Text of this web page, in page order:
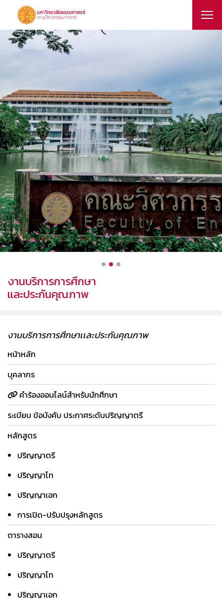
งานบริการการศึกษา
เเละประกันคุณภาพ
งานบริการการศึกษาเเละประกันคุณภาพ
หน้าหลัก
บุคลากร
คำร้องออนไลน์สำหรับนักศึกษา
ระเบียบ ข้อบังคับ ประกาศระดับปริญญาตรี
หลักสูตร
ปริญญาตรี
ปริญญาโท
ปริญญาเอก
การเปิด-ปรับปรุงหลักสูตร
ตารางสอน
ปริญญาตรี
ปริญญาโท
ปริญญาเอก